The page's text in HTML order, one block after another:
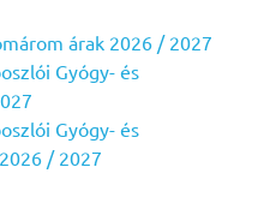
árak 2026 / 2027
Gyógy- és
Gyógy- és
/ 2027